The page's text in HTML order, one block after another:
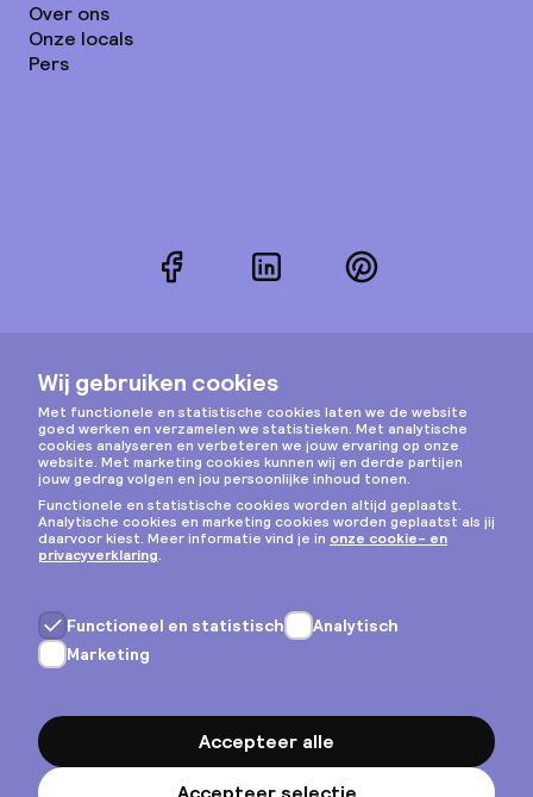
Over ons
Onze locals
Pers
FacebookLinkedInPinterest
Instagram
Privacy & cookies
Algemene voorwaarden